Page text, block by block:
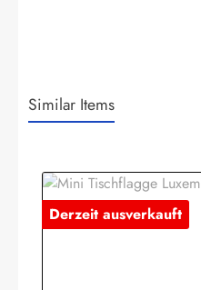
Similar Items
Derzeit ausverkauft